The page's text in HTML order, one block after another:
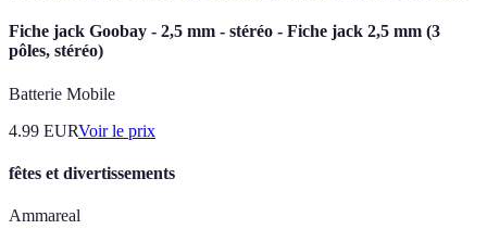
Fiche jack Goobay - 2,5 mm - stéréo - Fiche jack 2,5 mm (3
pôles, stéréo)
Batterie Mobile
4.99 EURVoir le prix
fêtes et divertissements
Ammareal